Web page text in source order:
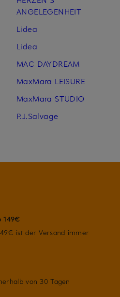
ANGELEGENHEIT
Lidea
Lidea
MAC DAYDREAM
MaxMara LEISURE
MaxMara STUDIO
P.J.Salvage
149€
ist der Versand immer
von 30 Tagen